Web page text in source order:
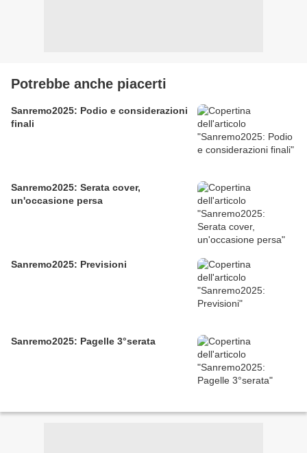
Potrebbe anche piacerti
Sanremo2025: Podio e considerazioni
finali
Sanremo2025: Serata cover,
un'occasione persa
Sanremo2025: Previsioni
Sanremo2025: Pagelle 3°serata